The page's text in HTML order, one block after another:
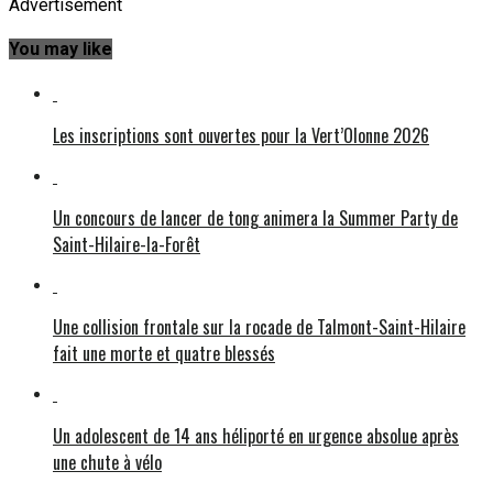
Advertisement
You may like
Les inscriptions sont ouvertes pour la Vert’Olonne 2026
Un concours de lancer de tong animera la Summer Party de
Saint-Hilaire-la-Forêt
Une collision frontale sur la rocade de Talmont-Saint-Hilaire
fait une morte et quatre blessés
Un adolescent de 14 ans héliporté en urgence absolue après
une chute à vélo